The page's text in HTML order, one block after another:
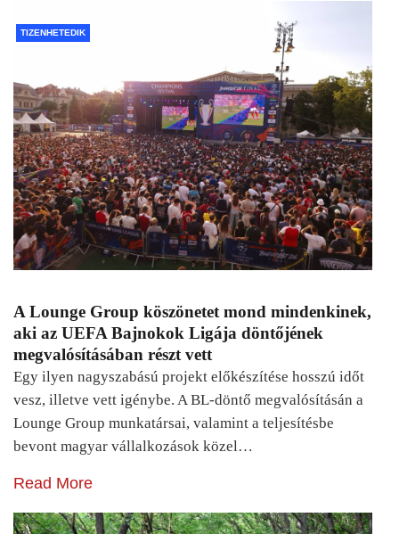
TIZENHETEDIK
A Lounge Group köszönetet mond mindenkinek,
aki az UEFA Bajnokok Ligája döntőjének
megvalósításában részt vett
Egy ilyen nagyszabású projekt előkészítése hosszú időt
vesz, illetve vett igénybe. A BL-döntő megvalósításán a
Lounge Group munkatársai, valamint a teljesítésbe
bevont magyar vállalkozások közel…
Read More